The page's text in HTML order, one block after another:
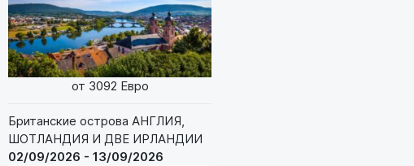
от 3092 Евро
Британские острова АНГЛИЯ,
ШОТЛАНДИЯ И ДВЕ ИРЛАНДИИ
02/09/2026 - 13/09/2026